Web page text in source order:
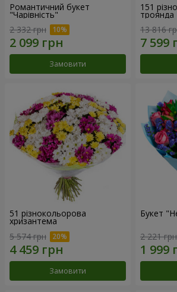
Романтичний букет
"Чарівність"
2 332 грн
Замовити
151
троянда
13 816
51 різнокольорова
хризантема
5 574 грн
Замовити
Букет
2 221 грн